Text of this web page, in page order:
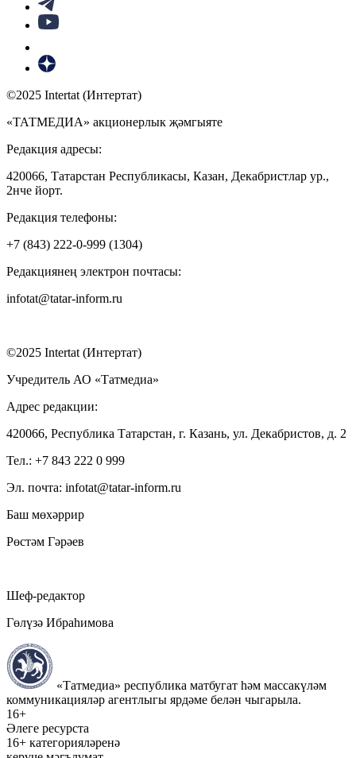
©2025 Intertat (Интертат)
«ТАТМЕДИА» акционерлык җәмгыяте
Редакция адресы:
420066, Татарстан Республикасы, Казан, Декабристлар ур.,
2нче йорт.
Редакция телефоны:
+7 (843) 222-0-999 (1304)
Редакциянең электрон почтасы:
infotat@tatar-inform.ru
©2025 Intertat (Интертат)
Учредитель АО «Татмедиа»
Адрес редакции:
420066, Республика Татарстан, г. Казань, ул. Декабристов, д. 2
Тел.: +7 843 222 0 999
Эл. почта: infotat@tatar-inform.ru
Баш мөхәррир
Рөстәм Гәрәев
Шеф-редактор
Гөлүзә Ибраһимова
«Татмедиа» республика матбугат һәм массакүләм
коммуникацияләр агентлыгы ярдәме белән чыгарыла.
16+
Әлеге ресурста
16+ категорияләренә